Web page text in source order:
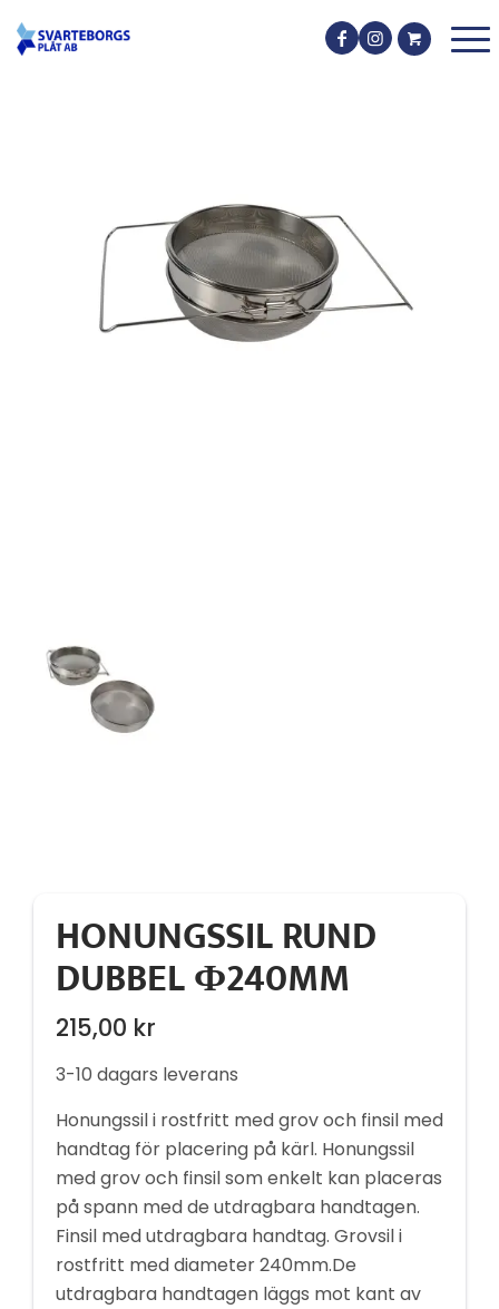
HONUNGSSIL RUND
DUBBEL Ф240MM
215,00 kr
3-10 dagars leverans
Honungssil i rostfritt med grov och finsil med
handtag för placering på kärl. Honungssil
med grov och finsil som enkelt kan placeras
på spann med de utdragbara handtagen.
Finsil med utdragbara handtag. Grovsil i
rostfritt med diameter 240mm.De
utdragbara handtagen läggs mot kant av